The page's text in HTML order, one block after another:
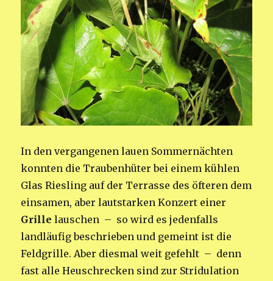
In den vergangenen lauen Sommernächten
konnten die Traubenhüter bei einem kühlen
Glas Riesling auf der Terrasse des öfteren dem
einsamen, aber lautstarken Konzert einer
Grille lauschen – so wird es jedenfalls
landläufig beschrieben und gemeint ist die
Feldgrille. Aber diesmal weit gefehlt – denn
fast alle Heuschrecken sind zur Stridulation